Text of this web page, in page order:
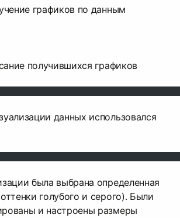
графиков по данным
получившихся графиков
данных использовался
была выбрана определенная
голубого и серого). Были
и настроены размеры